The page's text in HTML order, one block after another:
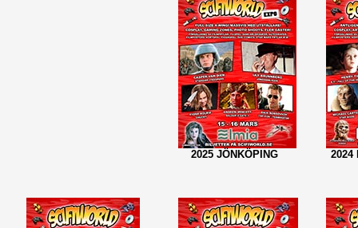
2025 JÖNKÖPING 2024